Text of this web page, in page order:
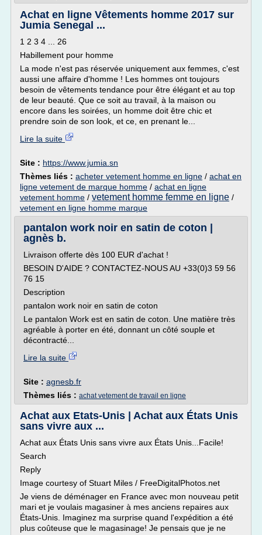
Achat en ligne Vêtements homme 2017 sur
Jumia Senegal ...
1 2 3 4 ... 26
Habillement pour homme
La mode n'est pas réservée uniquement aux femmes, c'est
aussi une affaire d'homme ! Les hommes ont toujours
besoin de vêtements tendance pour être élégant et au top
de leur beauté. Que ce soit au travail, à la maison ou
encore dans les soirées, un homme doit être chic et
prendre soin de son look, et ce, en prenant le...
Lire la suite
Site : https://www.jumia.sn
Thèmes liés : acheter vetement homme en ligne / achat en
ligne vetement de marque homme / achat en ligne
vetement homme / vetement homme femme en ligne /
vetement en ligne homme marque
pantalon work noir en satin de coton |
agnès b.
Livraison offerte dès 100 EUR d'achat !
BESOIN D'AIDE ? CONTACTEZ-NOUS AU +33(0)3 59 56
76 15
Description
pantalon work noir en satin de coton
Le pantalon Work est en satin de coton. Une matière très
agréable à porter en été, donnant un côté souple et
décontracté...
Lire la suite
Site : agnesb.fr
Thèmes liés : achat vetement de travail en ligne
Achat aux Etats-Unis | Achat aux États Unis
sans vivre aux ...
Achat aux États Unis sans vivre aux États Unis...Facile!
Search
Reply
Image courtesy of Stuart Miles / FreeDigitalPhotos.net
Je viens de déménager en France avec mon nouveau petit
mari et je voulais magasiner à mes anciens repaires aux
États-Unis. Imaginez ma surprise quand l'expédition a été
plus coûteuse que le magasinage! Je pensais que je ne